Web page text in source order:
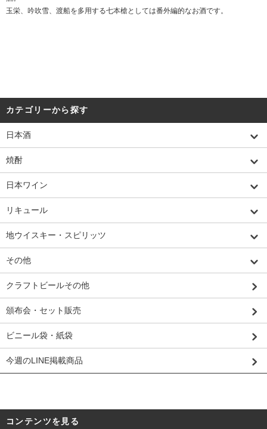
玉栄、吟吹雪、渡船を多用する七本槍としては番外編的なお酒です。
カテゴリーから探す
日本酒
焼酎
日本ワイン
リキュール
地ウイスキー・スピリッツ
その他
クラフトビールその他
頒布会・セット販売
ビニール袋・紙袋
今週のLINE掲載商品
コンテンツを見る